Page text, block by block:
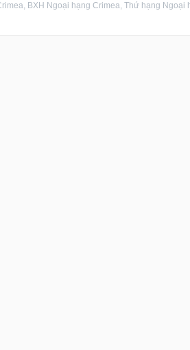
BXH Ngoại hạng Crimea, Thứ hạng